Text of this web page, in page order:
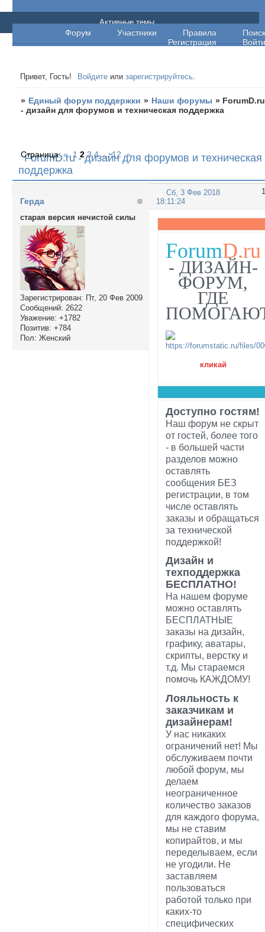
Единый форум поддержки
Форум Участники Правила
Поиск
Регистрация
Войти
Активные темы
Привет, Гость! Войдите илизарегистрируйтесь.
» Единый форум поддержки » Наши форумы » ForumD.ru
- дизайн для форумов и техническая поддержка
ForumD.ru - дизайн для форумов и техническая
поддержка
Страница:« 1 2 3 4 … 12 »
1
Сб, 3 Фев 2018
18:11:24
Герда
старая версия нечистой силы
Зарегистрирован: Пт, 20 Фев 2009
Сообщений: 2622
Уважение: +1782
Позитив: +784
Пол: Женский
ForumD.ru
- ДИЗАЙН-
ФОРУМ,
ГДЕ
кликай
Доступно гостям!
Наш форум не скрыт
от гостей, более того
- в большей части
разделов можно
оставлять
сообщения БЕЗ
регистрации, в том
числе оставлять
заказы и обращаться
за технической
поддержкой!
Дизайн и
техподдержка
БЕСПЛАТНО!
На нашем форуме
можно оставлять
БЕСПЛАТНЫЕ
заказы на дизайн,
графику, аватары,
скрипты, верстку и
т.д. Мы стараемся
помочь КАЖДОМУ!
Лояльность к
заказчикам и
дизайнерам!
У нас никаких
ограничений нет! Мы
обслуживаем почти
любой форум, мы
делаем
неограниченное
количество заказов
для каждого форума,
мы не ставим
копирайтов, и мы
переделываем, если
не угодили. Не
заставляем
пользоваться
работой только при
каких-то
специфических